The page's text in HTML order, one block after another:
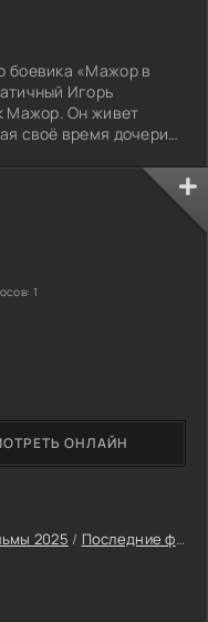
боевика «Мажор в
Игорь
Мажор. Он живет
своё время дочери
2025 / Последние фильмы 2025
ОНЛАЙН
1